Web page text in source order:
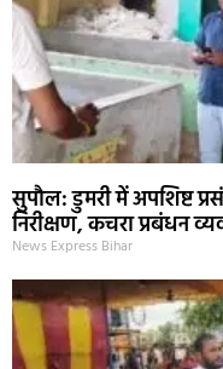
सुपौल: डुमरी में अपशिष्ट
निरीक्षण, कचरा प्रबंधन
News Express Bihar